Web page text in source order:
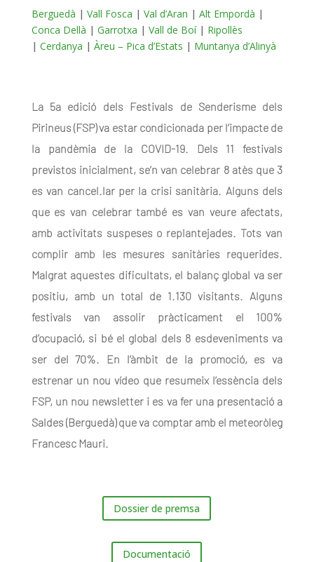
Berguedà | Vall Fosca | Val d’Aran | Alt Empordà |
Conca Dellà | Garrotxa | Vall de Boí| Ripollès
| Cerdanya | Àreu – Pica d’Estats | Muntanya d’Alinyà
La 5a edició dels Festivals de Senderisme dels
Pirineus (FSP) va estar condicionada per l’impacte de
la pandèmia de la COVID-19. Dels 11 festivals
previstos inicialment, se’n van celebrar 8 atès que 3
es van cancel.lar per la crisi sanitària. Alguns dels
que es van celebrar també es van veure afectats,
amb activitats suspeses o replantejades. Tots van
complir amb les mesures sanitàries requerides.
Malgrat aquestes dificultats, el balanç global va ser
positiu, amb un total de 1.130 visitants. Alguns
festivals van assolir pràcticament el 100%
d’ocupació, si bé el global dels 8 esdeveniments va
ser del 70%. En l’àmbit de la promoció, es va
estrenar un nou vídeo que resumeix l’essència dels
FSP, un nou newsletter i es va fer una presentació a
Saldes (Berguedà) que va comptar amb el meteoròleg
Francesc Mauri.
Dossier de premsa
Documentació